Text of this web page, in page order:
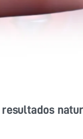
resultados